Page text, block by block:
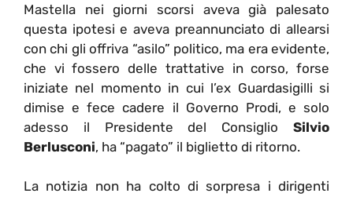
Mastella nei giorni scorsi aveva già palesato
questa ipotesi e aveva preannunciato di allearsi
con chi gli offriva “asilo” politico, ma era evidente,
che vi fossero delle trattative in corso, forse
iniziate nel momento in cui l’ex Guardasigilli si
dimise e fece cadere il Governo Prodi, e solo
adesso il Presidente del Consiglio Silvio
Berlusconi, ha “pagato” il biglietto di ritorno.
La notizia non ha colto di sorpresa i dirigenti